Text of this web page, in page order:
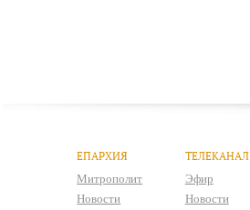
ЕПАРХИЯ
Митрополит
Новости
ТЕЛЕКАНАЛ
Эфир
Новости